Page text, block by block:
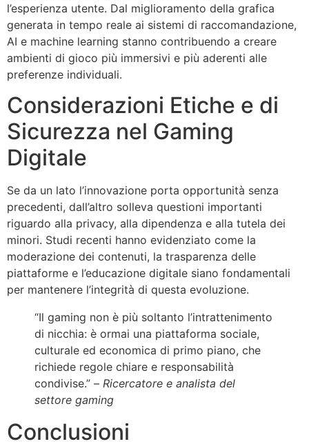
l’esperienza utente. Dal miglioramento della grafica
generata in tempo reale ai sistemi di raccomandazione,
AI e machine learning stanno contribuendo a creare
ambienti di gioco più immersivi e più aderenti alle
preferenze individuali.
Considerazioni Etiche e di
Sicurezza nel Gaming
Digitale
Se da un lato l’innovazione porta opportunità senza
precedenti, dall’altro solleva questioni importanti
riguardo alla privacy, alla dipendenza e alla tutela dei
minori. Studi recenti hanno evidenziato come la
moderazione dei contenuti, la trasparenza delle
piattaforme e l’educazione digitale siano fondamentali
per mantenere l’integrità di questa evoluzione.
“Il gaming non è più soltanto l’intrattenimento
di nicchia: è ormai una piattaforma sociale,
culturale ed economica di primo piano, che
richiede regole chiare e responsabilità
condivise.” – Ricercatore e analista del
settore gaming
Conclusioni